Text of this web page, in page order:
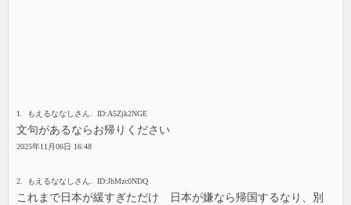
1. もえるななしさん. ID:A5Zjk2NGE
文句があるならお帰りください
2025年11月06日 16:48
2. もえるななしさん. ID:JhMzc0NDQ
これまで日本が緩すぎただけ 日本が嫌なら帰国するなり、別